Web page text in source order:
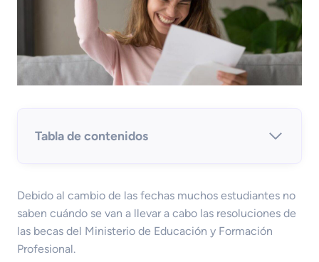
Tabla de contenidos
Debido al cambio de las fechas muchos estudiantes no
saben cuándo se van a llevar a cabo las resoluciones de
las becas del Ministerio de Educación y Formación
Profesional.